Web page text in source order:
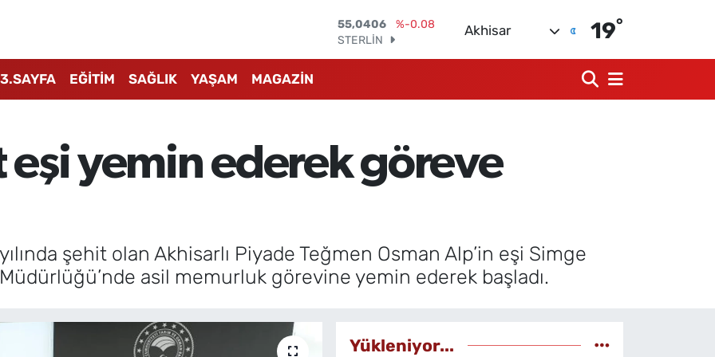
STERLİN
64,2143
%0
13.799
%70
DOLAR
47,6704
%0
EURO
Akhisar 19°
3.SAYFA EĞİTİM SAĞLIK YAŞAM MAGAZİN
eşi yemin ederek göreve
şehit olan Akhisarlı Piyade Teğmen Osman Alp’in eşi Simge
asil memurluk görevine yemin ederek başladı.
Yükleniyor...